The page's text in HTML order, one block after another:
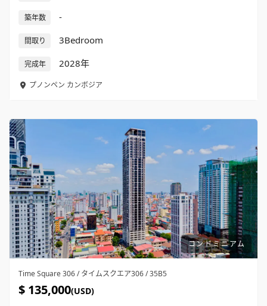
築年数 -
間取り 3Bedroom
完成年 2028年
プノンペン カンボジア
コンドミニアム
Time Square 306 / タイムスクエア306 / 35B5
$ 135,000(USD)